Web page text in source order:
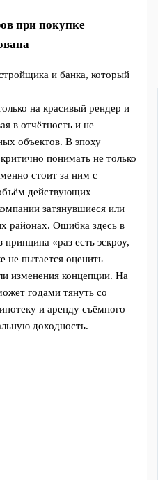
при покупке
и банка, который
на красивый рендер и
в отчётность и не
объектов. В эпоху
понимать не только
стоит за ним с
действующих
затянувшиеся или
районах. Ошибка здесь в
«раз есть эскроу,
не пытается оценить
изменения концепции. На
годами тянуть со
и аренду съёмного
доходность.